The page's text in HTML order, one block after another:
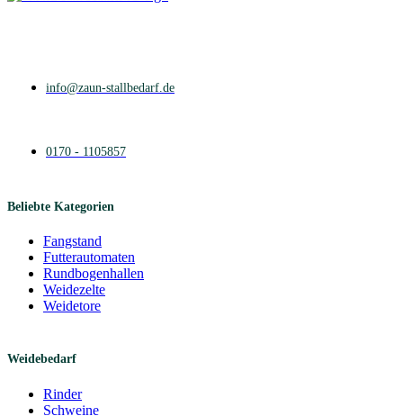
info@zaun-stallbedarf.de
0170 - 1105857
Beliebte Kategorien
Fangstand
Futterautomaten
Rundbogenhallen
Weidezelte
Weidetore
Weidebedarf
Rinder
Schweine